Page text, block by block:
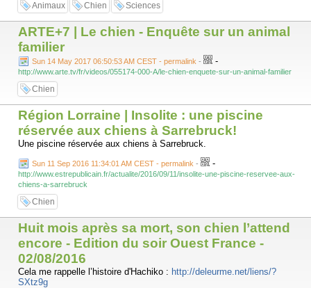
Animaux Chien Sciences
ARTE+7 | Le chien - Enquête sur un animal
familier
Sun 14 May 2017 06:50:53 AM CEST - permalink - -
http://www.arte.tv/fr/videos/055174-000-A/le-chien-enquete-sur-un-animal-familier
Chien
Région Lorraine | Insolite : une piscine
réservée aux chiens à Sarrebruck!
Une piscine réservée aux chiens à Sarrebruck.
Sun 11 Sep 2016 11:34:01 AM CEST - permalink - -
http://www.estrepublicain.fr/actualite/2016/09/11/insolite-une-piscine-reservee-aux-
chiens-a-sarrebruck
Chien
Huit mois après sa mort, son chien l’attend
encore - Edition du soir Ouest France -
02/08/2016
Cela me rappelle l’histoire d'Hachiko : http://deleurme.net/liens/?
SXtz9g